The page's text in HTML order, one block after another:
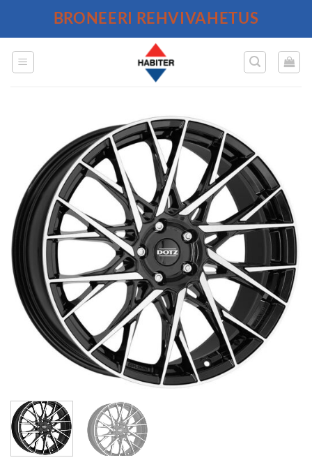
BRONEERI REHVIVAHETUS